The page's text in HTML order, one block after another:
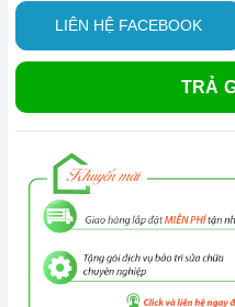
LIÊN HỆ FACEBOOK
TRẢ